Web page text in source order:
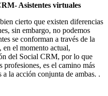
Asistentes virtuales
cierto que existen diferencias
sin embargo, no podemos
se conforman a través de la
en el momento actual,
del Social CRM, por lo que
profesiones, es el camino más
la acción conjunta de ambas. .